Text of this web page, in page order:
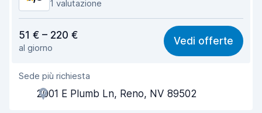
1 valutazione
8,3
Facile da trovare 8,2
Gentilezza degli agenti
Rapidità del ritiro
51 € – 220 €
al giorno
Vedi offerte
Sede più richiesta
2001 E Plumb Ln, Reno, NV 89502